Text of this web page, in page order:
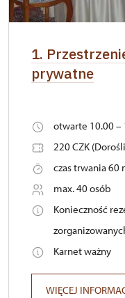
1.
prywatne
otwarte 10.00 –
220 CZK
czas trwania 60
max. 40 osób
Konieczność
Karnet ważny
WIĘCEJ